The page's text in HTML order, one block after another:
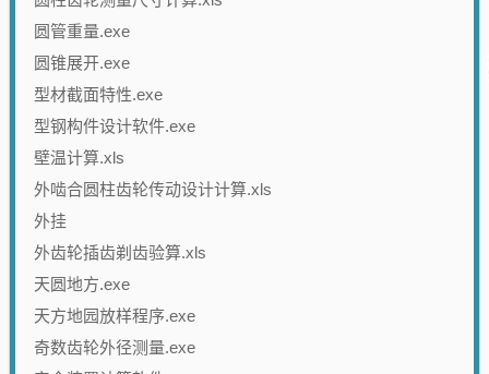
圆管重量.exe
圆锥展开.exe
型材截面特性.exe
型钢构件设计软件.exe
壁温计算.xls
外啮合圆柱齿轮传动设计计算.xls
外挂
外齿轮插齿剃齿验算.xls
天圆地方.exe
天方地园放样程序.exe
奇数齿轮外径测量.exe